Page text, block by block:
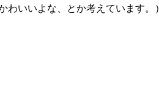
いいよな、とか考えています。）